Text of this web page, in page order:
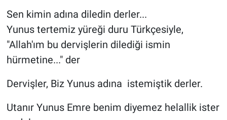
Sen kimin adına diledin derler...
Yunus tertemiz yüreği duru Türkçesiyle,
"Allah'ım bu dervişlerin dilediği ismin
hürmetine..." der
Dervişler, Biz Yunus adına istemiştik derler.
Utanır Yunus Emre benim diyemez helallik ister